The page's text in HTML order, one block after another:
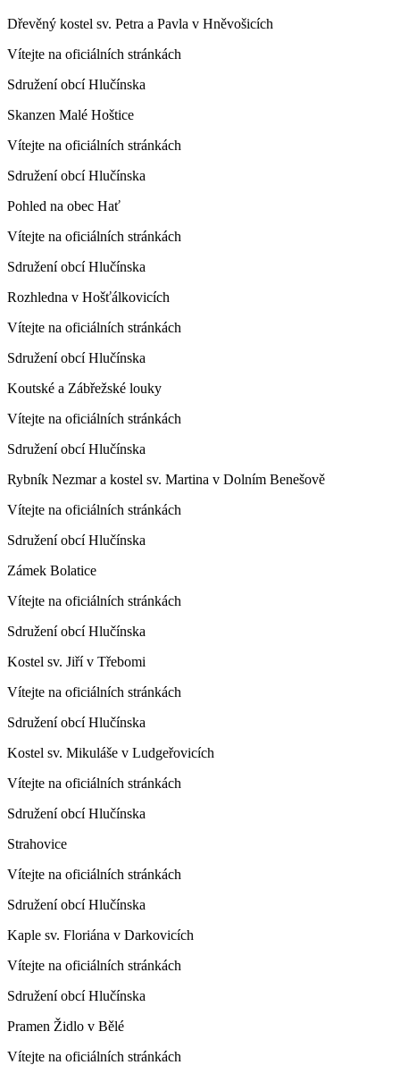
Dřevěný kostel sv. Petra a Pavla v Hněvošicích
Vítejte na oficiálních stránkách
Sdružení obcí Hlučínska
Skanzen Malé Hoštice
Vítejte na oficiálních stránkách
Sdružení obcí Hlučínska
Pohled na obec Hať
Vítejte na oficiálních stránkách
Sdružení obcí Hlučínska
Rozhledna v Hošťálkovicích
Vítejte na oficiálních stránkách
Sdružení obcí Hlučínska
Koutské a Zábřežské louky
Vítejte na oficiálních stránkách
Sdružení obcí Hlučínska
Rybník Nezmar a kostel sv. Martina v Dolním Benešově
Vítejte na oficiálních stránkách
Sdružení obcí Hlučínska
Zámek Bolatice
Vítejte na oficiálních stránkách
Sdružení obcí Hlučínska
Kostel sv. Jiří v Třebomi
Vítejte na oficiálních stránkách
Sdružení obcí Hlučínska
Kostel sv. Mikuláše v Ludgeřovicích
Vítejte na oficiálních stránkách
Sdružení obcí Hlučínska
Strahovice
Vítejte na oficiálních stránkách
Sdružení obcí Hlučínska
Kaple sv. Floriána v Darkovicích
Vítejte na oficiálních stránkách
Sdružení obcí Hlučínska
Pramen Židlo v Bělé
Vítejte na oficiálních stránkách